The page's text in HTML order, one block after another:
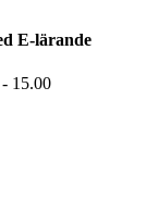
E-lärande
- 15.00